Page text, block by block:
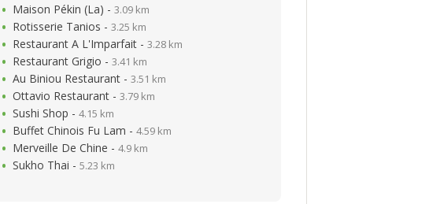
Maison Pékin (La) - 3.09 km
Rotisserie Tanios - 3.25 km
Restaurant A L'Imparfait - 3.28 km
Restaurant Grigio - 3.41 km
Au Biniou Restaurant - 3.51 km
Ottavio Restaurant - 3.79 km
Sushi Shop - 4.15 km
Buffet Chinois Fu Lam - 4.59 km
Merveille De Chine - 4.9 km
Sukho Thai - 5.23 km